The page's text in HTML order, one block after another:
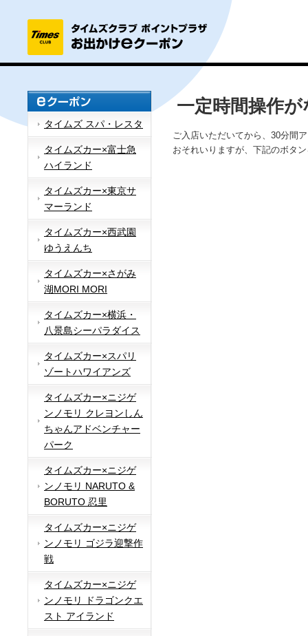
タイムズ スパ・レスタ
タイムズカー×富士急
ハイランド
タイムズカー×東京サ
マーランド
タイムズカー×西武園
ゆうえんち
タイムズカー×さがみ
湖MORI MORI
タイムズカー×横浜・
八景島シーパラダイス
タイムズカー×スパリ
ゾートハワイアンズ
タイムズカー×ニジゲ
ンノモリ クレヨンしん
ちゃんアドベンチャー
パーク
タイムズカー×ニジゲ
ンノモリ NARUTO &
BORUTO 忍里
タイムズカー×ニジゲ
ンノモリ ゴジラ迎撃作
戦
タイムズカー×ニジゲ
ンノモリ ドラゴンクエ
スト アイランド
一定時間操作
ご入店いただいてから、30分間
おそれいりますが、下記のボタ